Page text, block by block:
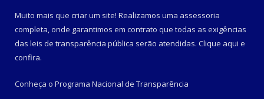
Muito mais que criar um site! Realizamos uma assessoria
completa, onde garantimos em contrato que todas as exigências
das leis de transparência pública serão atendidas. Clique aqui e
confira.
Conheça o Programa Nacional de Transparência